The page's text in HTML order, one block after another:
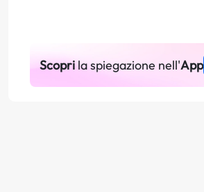
Scoprila spiegazione nell'App